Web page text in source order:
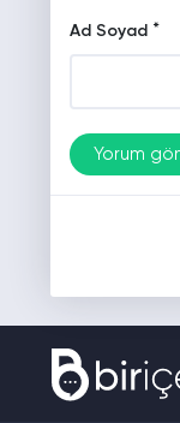
Ad Soyad *